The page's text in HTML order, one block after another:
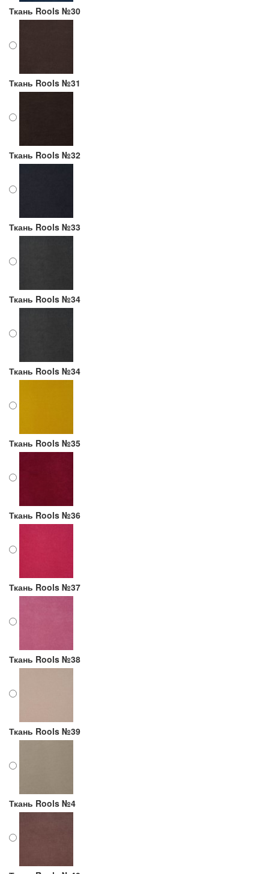
Ткань Rools №30
Ткань Rools №31
Ткань Rools №32
Ткань Rools №33
Ткань Rools №34
Ткань Rools №34
Ткань Rools №35
Ткань Rools №36
Ткань Rools №37
Ткань Rools №38
Ткань Rools №39
Ткань Rools №4